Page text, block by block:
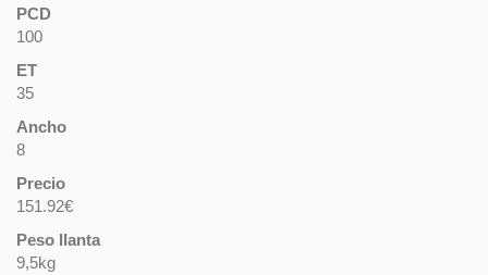
PCD
100
ET
35
Ancho
8
Precio
151.92€
Peso llanta
9,5kg